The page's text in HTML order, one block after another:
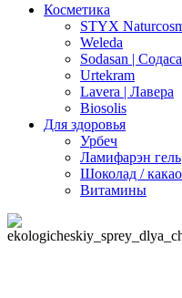
Косметика
STYX
Weleda
Sodasan |
Urtekram
Lavera | Лавера
Biosolis
Для здоровья
Урбеч
Ламифарэн гель
Шоколад / какао
Витамины